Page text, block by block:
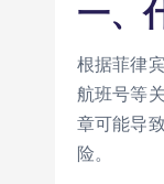
一、
根据菲律
航班号等
章可能导
险。